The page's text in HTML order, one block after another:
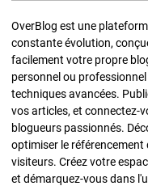
OverBlog est une
constante évolution,
facilement votre propre
personnel ou
techniques avancées.
vos articles, et connectez-
blogueurs passionnés.
optimiser le
visiteurs. Créez votre
et démarquez-vous dans